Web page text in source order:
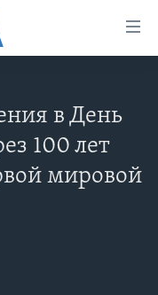
в День
100 лет
мировой